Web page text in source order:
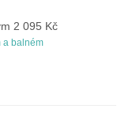
2 095 Kč
a balném